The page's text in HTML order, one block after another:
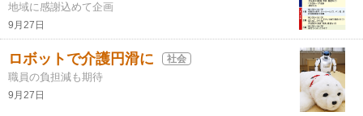
地域に感謝込めて企画
9月27日
ロボットで介護円滑に 社会
職員の負担減も期待
9月27日